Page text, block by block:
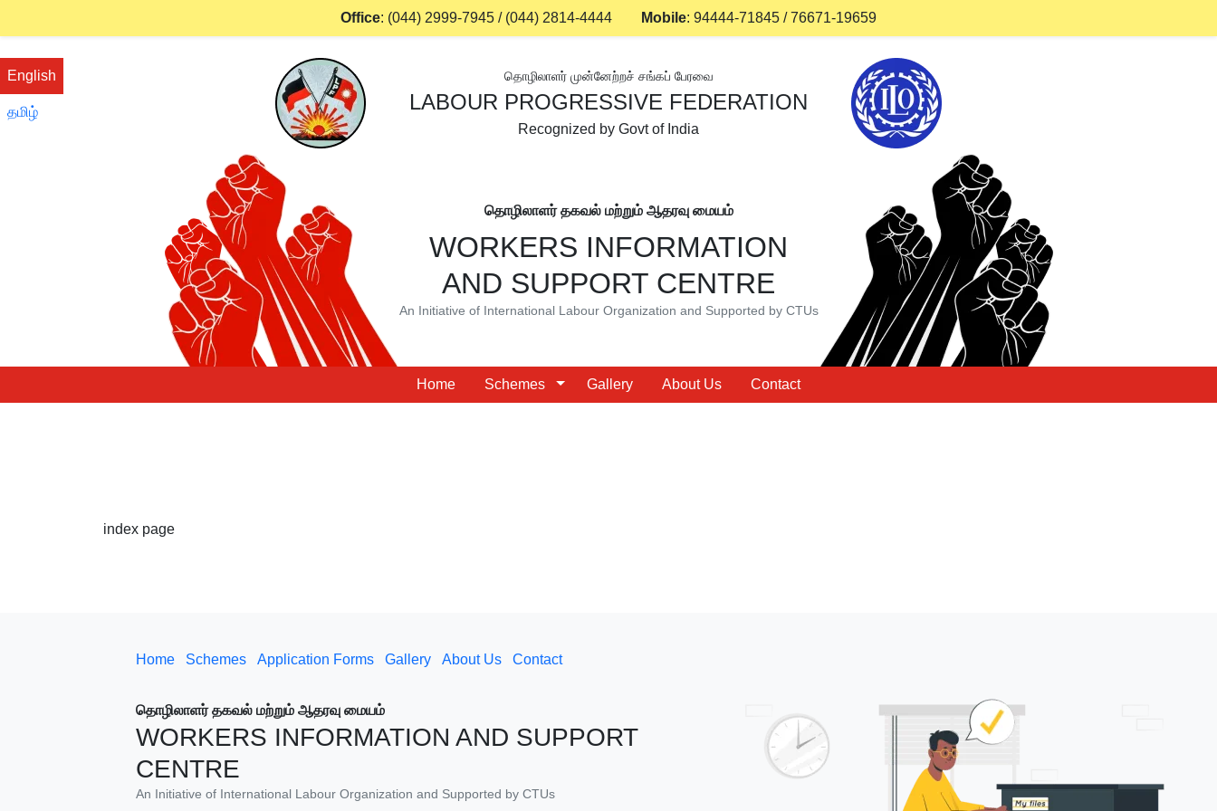
Office: (044) 2999-7945 / (044) 2814-4444 Mobile: 94444-71845 /76671-19659
English
தமிழ்
தொழிலாளர் முன்னேற்றச் சங்கப் பேரவை
LABOUR PROGRESSIVE FEDERATION
Recognized by Govt of India
தொழிலாளர் தகவல் மற்றும் ஆதரவு மையம்
WORKERS INFORMATION
AND SUPPORT CENTRE
An Initiative of International Labour Organization and Supported by CTUs
Home Schemes Gallery About Us Contact
index page
Home Schemes Application Forms Gallery About Us Contact
தொழிலாளர் தகவல் மற்றும் ஆதரவு மையம்
WORKERS INFORMATION AND SUPPORT
CENTRE
An Initiative of International Labour Organization and Supported by CTUs